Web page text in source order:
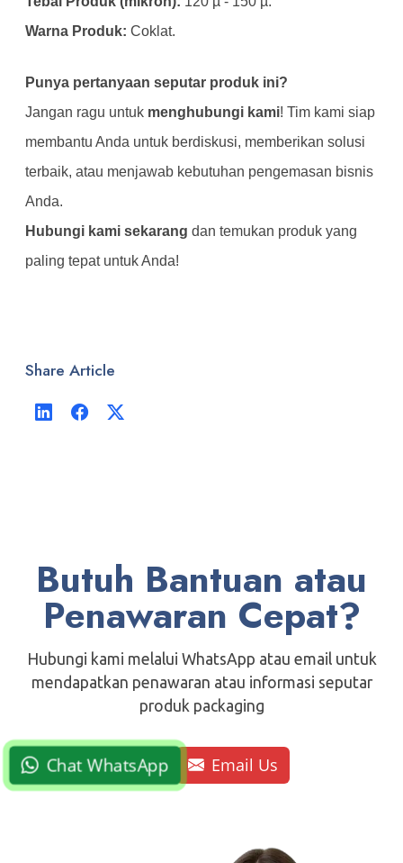
Warna Produk: Coklat.
Punya pertanyaan seputar produk ini?
Jangan ragu untuk menghubungi kami! Tim kami siap
membantu Anda untuk berdiskusi, memberikan solusi
terbaik, atau menjawab kebutuhan pengemasan bisnis
Anda.
Hubungi kami sekarang dan temukan produk yang
paling tepat untuk Anda!
Share Article
Butuh Bantuan atau
Penawaran Cepat?
Hubungi kami melalui WhatsApp atau email untuk
mendapatkan penawaran atau informasi seputar
produk packaging
Chat WhatsApp Email Us